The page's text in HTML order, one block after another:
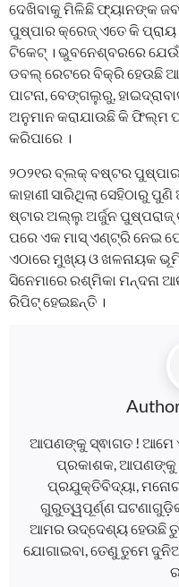
ଦେଖିବାକୁ ମିଳିଛି ଫ୍ୟାନଙ୍କ
ପୁଷ୍ପାର କ୍ରେଜ୍ ଏତେ କି ପ୍ରାୟ
ଟିକେଟ୍ । ଭୁବନେଶ୍ବରରେ ଯେଉଁ
ଡବଲ୍ ରେଟରେ ବିକ୍ରି ହେଉଛି
ପାଟନା, ବେଙ୍ଗଲୁରୁ,
ଅନୁମାନ କରାଯାଉଛି କି ଫିଲ୍ମ
କରିପାରେ ।
୨୦୨୧ର ବ୍ଲକ୍‌ ବଷ୍ଟର ପୁଷ୍ପାର
କାହାଣୀ ସାରିଥିଲା ସେହିଠାରୁ
ଷ୍ଟାର ଅଲ୍ଲୁ ଅର୍ଜୁନ ପୁଷ୍ପରାଜ୍
ପରେ ଏକ ମାସ୍ ଏଣ୍ଟ୍ରି ନେଇ
ଏଠାରେ ମୁଖ୍ୟ ଓ ଖଳନାୟକ
ସିନେମାରେ ରଶ୍ମିକା ମନ୍ଦନା
ରିପିଟ୍ ହେଇଛନ୍ତି ।
ଆପଣଙ୍କୁ ସ୍ଵାଗତ ! ଆମେ
ପ୍ରକାଶକ, ଆପଣଙ୍କୁ
ପ୍ରଯୁକ୍ତିବିଦ୍ୟା,
ଗୁରୁତ୍ୱପୂର୍ଣ୍ଣ
ଆମର ଉଦ୍ଦେଶ୍ୟ ହେଉଛି
ଯୋଗାଇବା, ତେଣୁ ତୁମେ